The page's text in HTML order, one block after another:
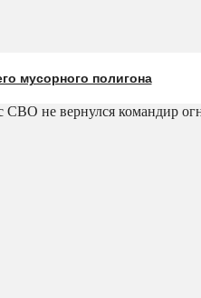
мусорного полигона